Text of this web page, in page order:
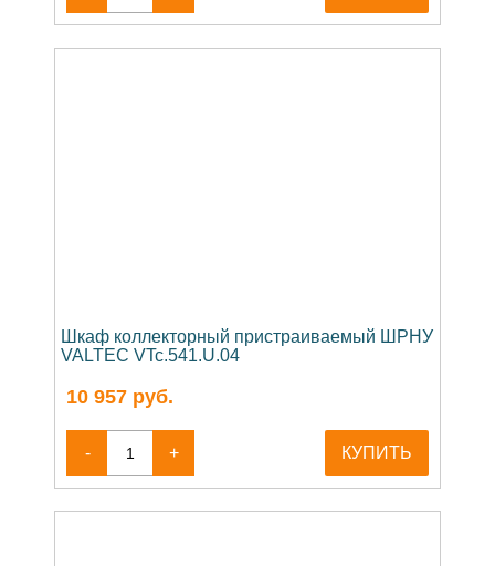
Шкаф коллекторный пристраиваемый ШРНУ
VALTEC VTc.541.U.04
10 957 руб.
- + КУПИТЬ